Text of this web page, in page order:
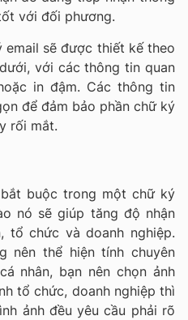
với đối phương.
sẽ được thiết kế theo
với các thông tin quan
in đậm. Các thông tin
để đảm bảo phần chữ ký
rối mắt.
buộc trong một chữ ký
nó sẽ giúp tăng độ nhận
tổ chức và doanh nghiệp.
nên thể hiện tính chuyên
nhân, bạn nên chọn ảnh
tổ chức, doanh nghiệp thì
ảnh đều yêu cầu phải rõ